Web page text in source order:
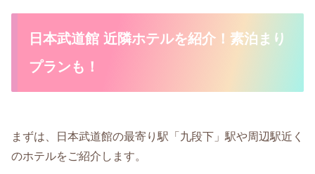
日本武道館 近隣ホテルを紹介！素泊まり
プランも！
まずは、日本武道館の最寄り駅「九段下」駅や周辺駅近く
のホテルをご紹介します。